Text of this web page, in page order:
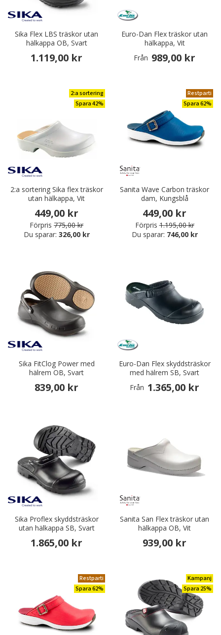
Sika Flex LBS träskor utan
hälkappa OB, Svart
1.119,00 kr
Euro-Dan Flex träskor utan
hälkappa, Vit
Från 989,00 kr
2:a sortering
Spara 42%
2:a sortering Sika flex träskor
utan hälkappa, Vit
449,00 kr
Förpris 775,00 kr
Du sparar: 326,00 kr
Restparti
Spara 62%
Sanita Wave Carbon träskor
dam, Kungsblå
449,00 kr
Förpris 1.195,00 kr
Du sparar: 746,00 kr
Sika FitClog Power med
hälrem OB, Svart
839,00 kr
Euro-Dan Flex skyddsträskor
med hälrem SB, Svart
Från 1.365,00 kr
Sika Proflex skyddsträskor
utan hälkappa SB, Svart
1.865,00 kr
Sanita San Flex träskor utan
hälkappa OB, Vit
939,00 kr
Restparti
Spara 62%
Kampanj
Spara 25%